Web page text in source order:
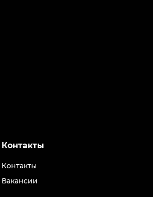
Контакты
Контакты
Вакансии